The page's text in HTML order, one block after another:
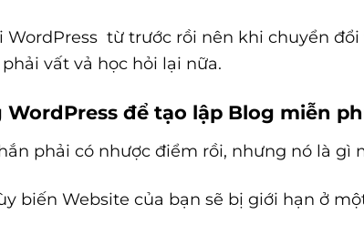
WordPress từ trước rồi nên khi chuyển
vất vả học hỏi lại nữa.
để tạo lập Blog miễn
phải có nhược điểm rồi, nhưng nó là gì
biến Website của bạn sẽ bị giới hạn ở